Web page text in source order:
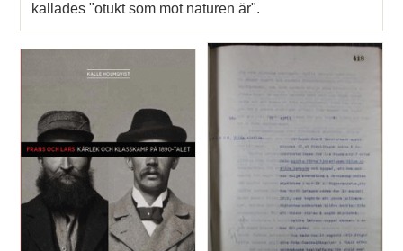
kallades "otukt som mot naturen är".